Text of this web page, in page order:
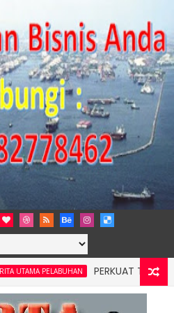
PELABUHAN
PERKUAT TATA KELOLA
Dengar Keluhan dan